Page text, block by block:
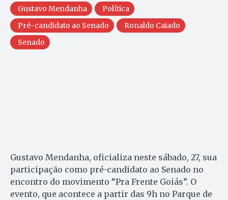
Gustavo Mendanha
Política
Pré-candidato ao Senado
Ronaldo Caiado
Senado
Gustavo Mendanha, oficializa neste sábado, 27, sua
participação como pré-candidato ao Senado no
encontro do movimento “Pra Frente Goiás”. O
evento, que acontece a partir das 9h no Parque de